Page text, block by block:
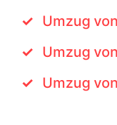
Umzug
Umzug
Umzug